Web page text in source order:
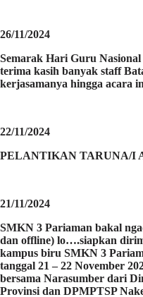
26/11/2024
Semarak Hari Guru
terima kasih banyak staff
kerjasamanya hingga acara
22/11/2024
PELANTIKAN TARUNA/I
21/11/2024
SMKN 3 Pariaman bakal
dan offline) lo….siapkan
kampus biru SMKN 3
tanggal 21 – 22 November
bersama Narasumber dari
Provinsi dan DPMPTSP